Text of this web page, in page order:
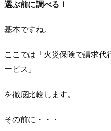
選ぶ前に調べる！
基本ですね。
ここでは「火災保険で請求
ービス」
を徹底比較します。
その前に・・・